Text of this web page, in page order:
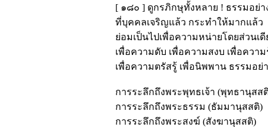
[ ๑๘๐ ] ดูกรภิกษุทั้งหลาย ! ธรรมอย่า
ที่บุคคลเจริญแล้ว กระทำให้มากแล้ว
ย่อมเป็นไปเพื่อความหน่ายโดยส่วนเ
เพื่อความดับ เพื่อความสงบ เพื่อความ
เพื่อความตรัสรู้ เพื่อนิพพาน ธรรมอย่
การระลึกถึงพระพุทธเจ้า (พุทธานุสส
การระลึกถึงพระธรรม (ธัมมานุสสติ)
การระลึกถึงพระสงฆ์ (สังฆานุสสติ)